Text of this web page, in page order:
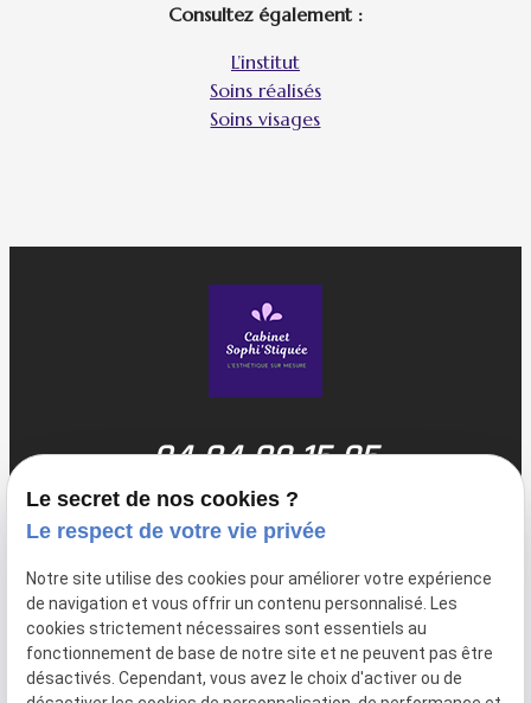
Consultez également :
L’institut
Soins réalisés
Soins visages
04 84 89 15 95
Une de nos prestations vous intéresse ?
Contactez-nous dès maintenant !
Le secret de nos cookies ?
Le respect de votre vie privée
Notre site utilise des cookies pour améliorer votre expérience
de navigation et vous offrir un contenu personnalisé. Les
cookies strictement nécessaires sont essentiels au
fonctionnement de base de notre site et ne peuvent pas être
désactivés. Cependant, vous avez le choix d'activer ou de